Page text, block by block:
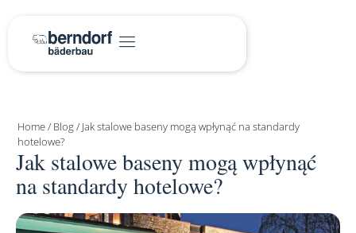
Home/ Blog/ Jak stalowe baseny mogą wpłynąć na standardy
hotelowe?
Jak stalowe baseny mogą wpłynąć
na standardy hotelowe?